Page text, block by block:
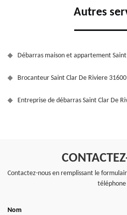
Autres
Débarras maison et appartement
Brocanteur Saint Clar De Riviere 31600
Entreprise de débarras Saint Clar De
Contactez-nous en remplissant le
téléphone
Nom